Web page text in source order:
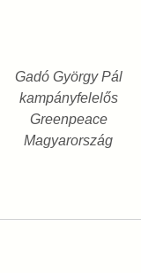
Gadó György Pál
kampányfelelős
Greenpeace
Magyarország